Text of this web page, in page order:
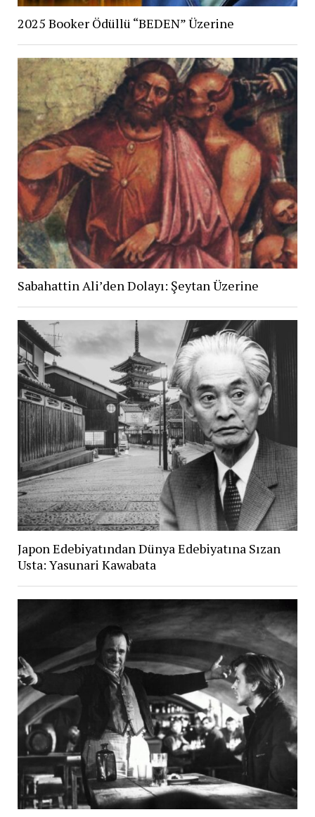
2025 Booker Ödüllü “BEDEN” Üzerine
Sabahattin Ali’den Dolayı: Şeytan Üzerine
Japon Edebiyatından Dünya Edebiyatına Sızan
Usta: Yasunari Kawabata